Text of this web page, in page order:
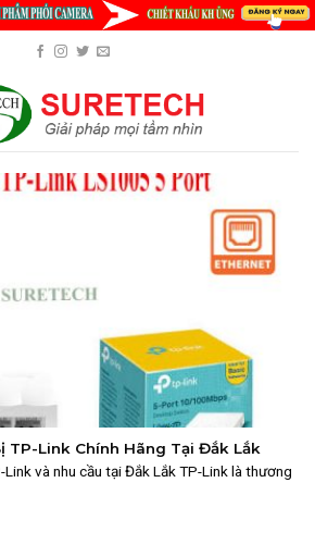
TP-Link Chính Hãng Tại Đắk Lắk
và nhu cầu tại Đắk Lắk TP-Link là thương